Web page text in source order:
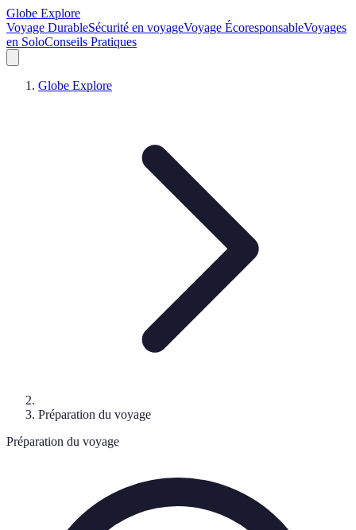
Globe Explore
Voyage DurableSécurité en voyageVoyage ÉcoresponsableVoyages
en SoloConseils Pratiques
Globe Explore
Préparation du voyage
Préparation du voyage